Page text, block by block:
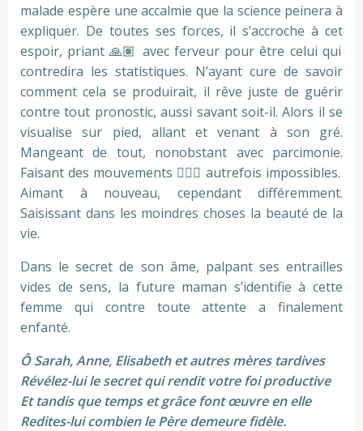
malade espère une accalmie que la science peinera à
expliquer. De toutes ses forces, il s’accroche à cet
espoir, priant🙏🏽 avec ferveur pour être celui qui
contredira les statistiques. N’ayant cure de savoir
comment cela se produirait, il rêve juste de guérir
contre tout pronostic, aussi savant soit-il. Alors il se
visualise sur pied, allant et venant à son gré.
Mangeant de tout, nonobstant avec parcimonie.
Faisant des mouvements 🤸🏽‍♂ autrefois impossibles.
Aimant à nouveau, cependant différemment.
Saisissant dans les moindres choses la beauté de la
vie.
Dans le secret de son âme, palpant ses entrailles
vides de sens, la future maman s’identifie à cette
femme qui contre toute attente a finalement
enfanté.
Ô Sarah, Anne, Elisabeth et autres mères tardives
Révélez-lui le secret qui rendit votre foi productive
Et tandis que temps et grâce font œuvre en elle
Redites-lui combien le Père demeure fidèle.